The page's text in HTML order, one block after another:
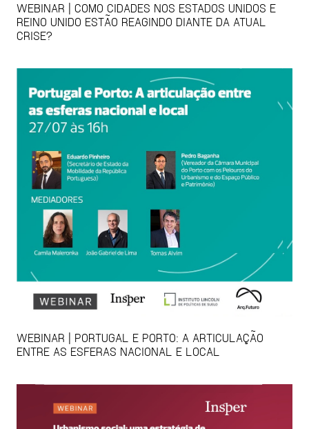
WEBINAR | COMO CIDADES NOS ESTADOS UNIDOS E
REINO UNIDO ESTÃO REAGINDO DIANTE DA ATUAL
CRISE?
WEBINAR | PORTUGAL E PORTO: A ARTICULAÇÃO
ENTRE AS ESFERAS NACIONAL E LOCAL